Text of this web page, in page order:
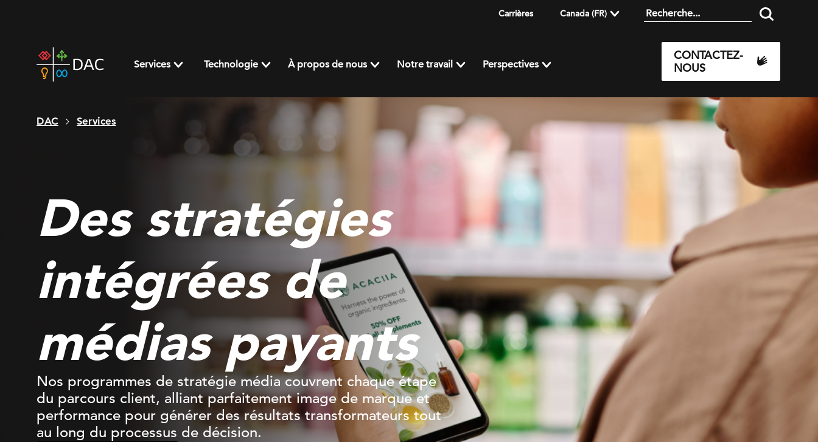
Carrières Canada (FR)
home
page
Services Technologie À propos de nous Notre travail Perspectives
CONTACTEZ-
NOUS
DAC Services
Des stratégies
intégrées de
médias payants
Nos programmes de stratégie média couvrent chaque étape
du parcours client, alliant parfaitement image de marque et
performance pour générer des résultats transformateurs tout
au long du processus de décision.